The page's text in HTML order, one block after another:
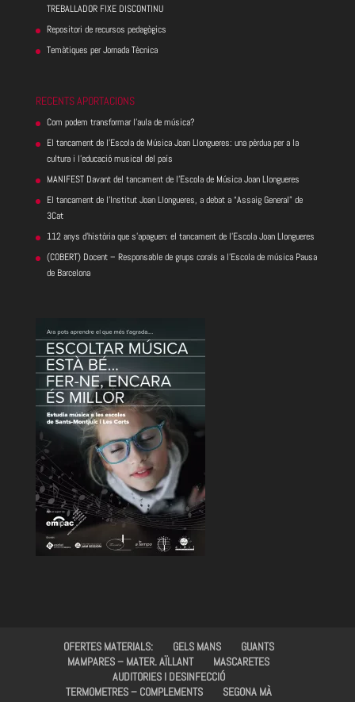
TREBALLADOR FIXE DISCONTINU
Repositori de recursos pedagògics
Temàtiques per Jornada Tècnica
RECENTS APORTACIONS
Com podem transformar l’aula de música?
El tancament de l’Escola de Música Joan Llongueres: una pèrdua per a la
cultura i l’educació musical del país
MANIFEST Davant del tancament de l’Escola de Música Joan Llongueres
El tancament de l’Institut Joan Llongueres, a debat a “Assaig General” de
3Cat
112 anys d’història que s’apaguen: el tancament de l’Escola Joan Llongueres
(COBERT) Docent – Responsable de grups corals a l’Escola de música Pausa
de Barcelona
OFERTES MATERIALS: GELS MANS
GUANTS
MAMPARES – MATER. AÏLLANT
MASCARETES
AUDITORIES I DESINFECCIÓ
TERMOMETRES – COMPLEMENTS
SEGONA MÀ